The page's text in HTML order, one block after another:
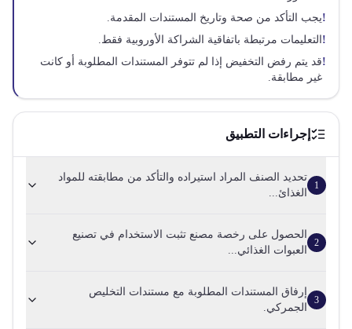
!يجب التأكد من صحة وتاريخ المستندات المقدمة.
! التعليمات مرتبطة باتفاقية الشراكة الأوروبية فقط.
!قد يتم رفض التخفيض إذا لم تتوفر المستندات المطلوبة أو كانت
غير مطابقة.
إجراءات التطبيق
1
تحديد الصنف المراد استيراده والتأكد من مطابقته للمواد
الغذائ...
2
الحصول على رخصة مصنع تثبت الاستخدام في تصنيع
العبوات الغذائي...
3
إرفاق المستندات المطلوبة مع مستندات التخليص
الجمركي.